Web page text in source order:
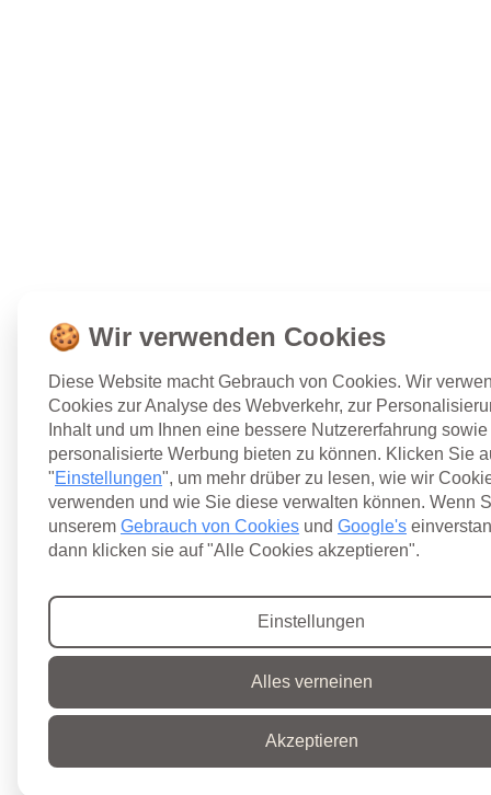
🍪 Wir verwenden Cookies
Diese Website macht Gebrauch von Cookies. Wir
Cookies zur Analyse des Webverkehr, zur
Inhalt und um Ihnen eine bessere Nutzererfahrung sowie
personalisierte Werbung bieten zu können. Klicken Sie
"Einstellungen", um mehr drüber zu lesen, wie wir
verwenden und wie Sie diese verwalten können. Wenn
unserem Gebrauch von Cookies und Google's
dann klicken sie auf "Alle Cookies akzeptieren".
Einstellungen
Alles verneinen
Akzeptieren